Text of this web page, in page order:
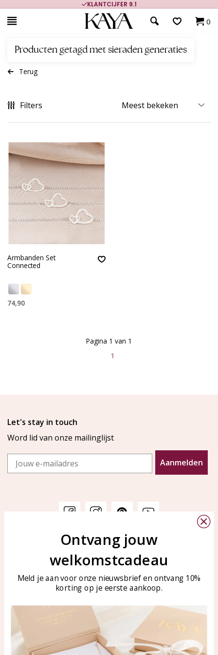
KLANTCIJFER 9.1
0
Producten getagd met sieraden generaties
Terug
Filters
Armbanden Set
Connected
74,90
1
Pagina 1 van 1
Let's stay in touch
Word lid van onze mailinglijst
Email
Aanmelden
Veelgestelde vragen
Sieraden onderhouden
KAYA Sieraden
Bellen of WhatsApp Ma-Vr
Tel: 0850003187
WhatsApp: 0850003187
klantenservice@kayasierade
Ontvang jouw
welkomstcadeau
Meld je aan voor onze nieuwsbrief en ontvang 10%
korting op je eerste aankoop.